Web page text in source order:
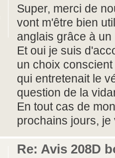
Super, merci de
vont m'être bien
anglais grâce à un
Et oui je suis
un choix
qui entretenait le
question de la
En tout cas de
prochains jours,
Re: Avis 208D